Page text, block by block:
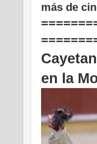
más de
en la